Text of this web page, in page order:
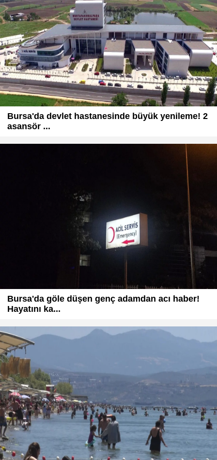
Bursa'da devlet hastanesinde büyük yenileme! 2
asansör ...
Bursa'da göle düşen genç adamdan acı haber!
Hayatını ka...